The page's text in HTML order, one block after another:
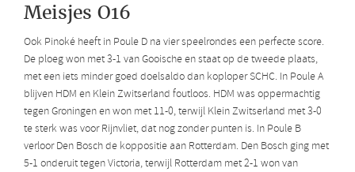
Meisjes O16
Ook Pinoké heeft in Poule D na vier speelrondes een perfecte score.
De ploeg won met 3-1 van Gooische en staat op de tweede plaats,
met een iets minder goed doelsaldo dan koploper SCHC. In Poule A
blijven HDM en Klein Zwitserland foutloos. HDM was oppermachtig
tegen Groningen en won met 11-0, terwijl Klein Zwitserland met 3-0
te sterk was voor Rijnvliet, dat nog zonder punten is. In Poule B
verloor Den Bosch de koppositie aan Rotterdam. Den Bosch ging met
5-1 onderuit tegen Victoria, terwijl Rotterdam met 2-1 won van